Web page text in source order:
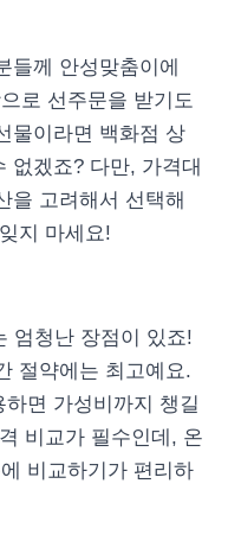
들께 안성맞춤이에
로 선주문을 받기도
물이라면 백화점 상
없겠죠? 다만, 가격대
을 고려해서 선택해
지 마세요!
엄청난 장점이 있죠!
절약에는 최고예요.
면 가성비까지 챙길
비교가 필수인데, 온
비교하기가 편리하